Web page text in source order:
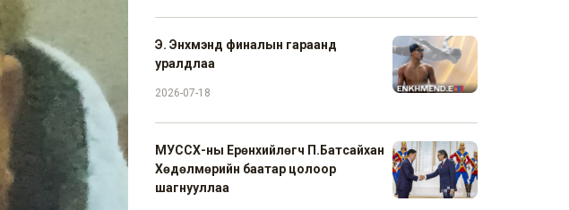
Э. Энхмэнд финалын гараанд
уралдлаа
2026-07-18
МУССХ-ны Ерөнхийлөгч П.Батсайхан
Хөдөлмөрийн баатар цолоор
шагнууллаа